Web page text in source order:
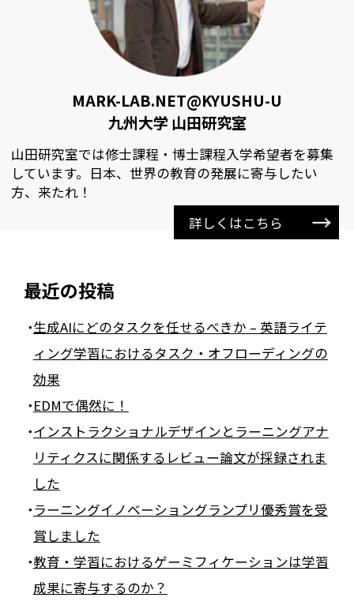
MARK-LAB.NET@KYUSHU-U
九州大学 山田研究室
山田研究室では修士課程・博士課程入学希望者を募集
しています。日本、世界の教育の発展に寄与したい
方、来たれ！
詳しくはこちら
最近の投稿
生成AIにどのタスクを任せるべきか – 英語ライテ
ィング学習におけるタスク・オフローディングの
効果
EDMで偶然に！
インストラクショナルデザインとラーニングアナ
リティクスに関係するレビュー論文が採録されま
した
ラーニングイノベーショングランプリ優秀賞を受
賞しました
教育・学習におけるゲーミフィケーションは学習
成果に寄与するのか？